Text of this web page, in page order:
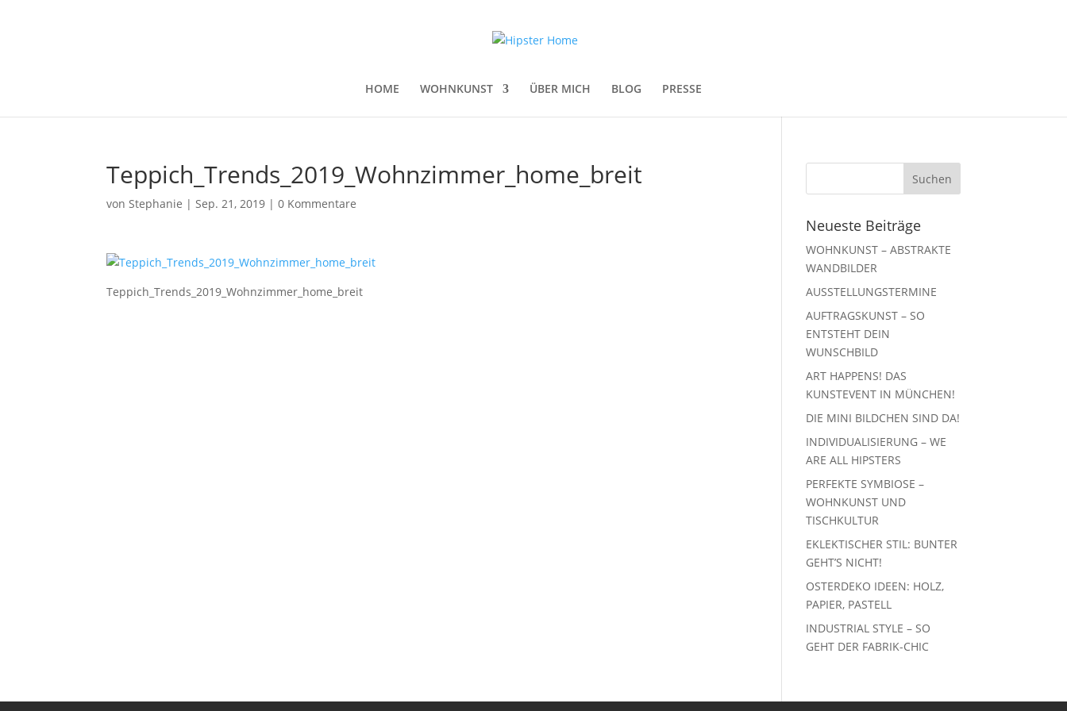
HOME WOHNKUNST ÜBER MICH BLOG PRESSE
Teppich_Trends_2019_Wohnzimmer_home_breit
vonStephanie |Sep. 21, 2019 |0 Kommentare
Teppich_Trends_2019_Wohnzimmer_home_breit
Neueste Beiträge
WOHNKUNST – ABSTRAKTE
WANDBILDER
AUSSTELLUNGSTERMINE
AUFTRAGSKUNST – SO
ENTSTEHT DEIN
WUNSCHBILD
ART HAPPENS! DAS
KUNSTEVENT IN MÜNCHEN!
DIE MINI BILDCHEN SIND DA!
INDIVIDUALISIERUNG – WE
ARE ALL HIPSTERS
PERFEKTE SYMBIOSE –
WOHNKUNST UND
TISCHKULTUR
EKLEKTISCHER STIL: BUNTER
GEHT’S NICHT!
OSTERDEKO IDEEN: HOLZ,
PAPIER, PASTELL
INDUSTRIAL STYLE – SO
GEHT DER FABRIK-CHIC